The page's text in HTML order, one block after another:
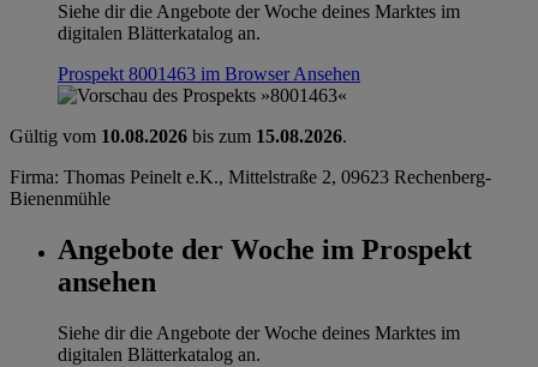
Siehe dir die Angebote der Woche deines Marktes im
digitalen Blätterkatalog an.
Prospekt 8001463 im BrowserAnsehen
Gültig vom 10.08.2026 bis zum 15.08.2026.
Firma: Thomas Peinelt e.K., Mittelstraße 2, 09623 Rechenberg-
Bienenmühle
Angebote der Woche im Prospekt
ansehen
Siehe dir die Angebote der Woche deines Marktes im
digitalen Blätterkatalog an.